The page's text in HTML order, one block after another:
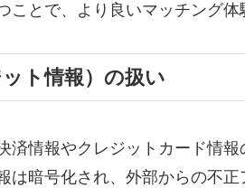
ことで、より良いマッチング体
ト情報）の扱い
済情報やクレジットカード情
は暗号化され、外部からの不